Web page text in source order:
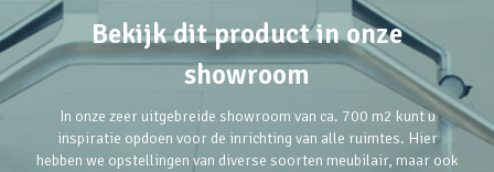
Bekijk dit product in onze
showroom
In onze zeer uitgebreide showroom van ca. 700 m2 kunt u
inspiratie opdoen voor de inrichting van alle ruimtes. Hier
hebben we opstellingen van diverse soorten meubilair, maar ook